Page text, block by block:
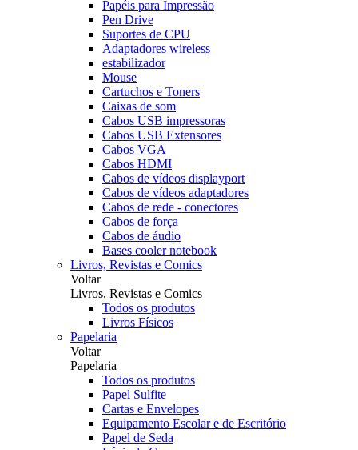
Papéis para Impressão
Pen Drive
Suportes de CPU
Adaptadores wireless
estabilizador
Mouse
Cartuchos e Toners
Caixas de som
Cabos USB impressoras
Cabos USB Extensores
Cabos VGA
Cabos HDMI
Cabos de vídeos displayport
Cabos de vídeos adaptadores
Cabos de rede - conectores
Cabos de força
Cabos de áudio
Bases cooler notebook
Livros, Revistas e Comics
Voltar
Livros, Revistas e Comics
Todos os produtos
Livros Físicos
Papelaria
Voltar
Papelaria
Todos os produtos
Papel Sulfite
Cartas e Envelopes
Equipamento Escolar e de Escritório
Papel de Seda